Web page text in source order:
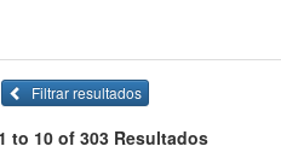
Filtrar resultados
to 10 of 303 Resultados